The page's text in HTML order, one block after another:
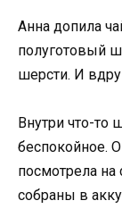
Анна допила
полуготовый
шерсти. И
Внутри что-то
беспокойное.
посмотрела
собраны в